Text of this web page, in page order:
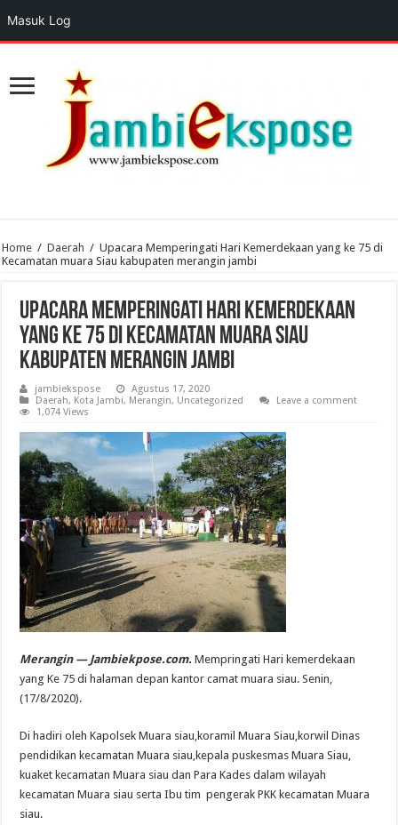
Home / Daerah / Upacara Memperingati Hari Kemerdekaan yang ke 75 di
Kecamatan muara Siau kabupaten merangin jambi
Upacara Memperingati Hari Kemerdekaan
yang ke 75 di Kecamatan muara Siau
kabupaten merangin jambi
jambiekspose
Agustus 17, 2020
Daerah, Kota Jambi, Merangin, Uncategorized
Leave a comment
1,074 Views
Merangin — Jambiekpose.com. Mempringati Hari kemerdekaan
yang Ke 75 di halaman depan kantor camat muara siau. Senin,
(17/8/2020).
Di hadiri oleh Kapolsek Muara siau,koramil Muara Siau,korwil Dinas
pendidikan kecamatan Muara siau,kepala puskesmas Muara Siau,
kuaket kecamatan Muara siau dan Para Kades dalam wilayah
kecamatan Muara siau serta Ibu tim pengerak PKK kecamatan Muara
siau.
Masuk Log